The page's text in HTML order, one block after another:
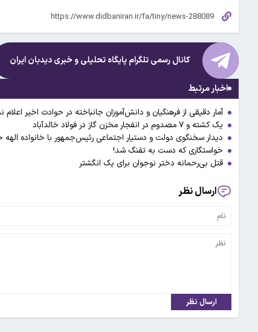
کانال رسمی تلگرام پایگاه تحلیلی و خبریدیدبان ایران
اخبار مرتبط
آمار دقیقی از فرهنگیان و دانش‌آموزان جانباخته در حوادث اخیر
یک کشته و ۷ مصدوم در انفجار مخزن گاز در فولاد خالدآباد
دیدار سخنگوی دولت و دستیار اجتماعی رئیس‌جمهور با خانواده الهه
خواستگاری که دست به تفنگ شد!
قتل بی‌رحمانه دختر نوجوان برای یک انگشتر
ارسال نظر
ارسال نظر